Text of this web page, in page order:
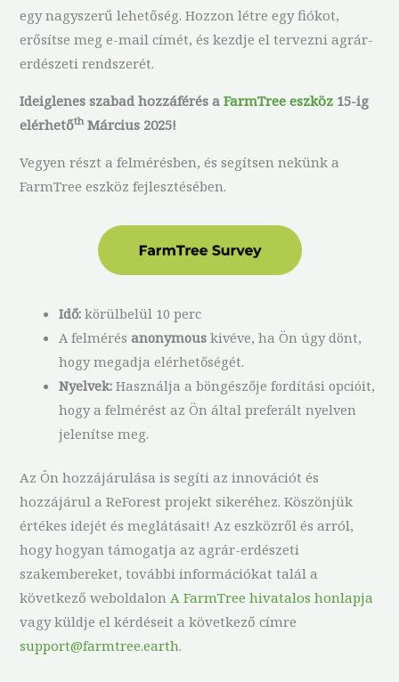
egy nagyszerű lehetőség. Hozzon létre egy fiókot,
erősítse meg e-mail címét, és kezdje el tervezni agrár-
erdészeti rendszerét.
Ideiglenes szabad hozzáférés aFarmTree eszköz 15-ig
elérhetőthMárcius 2025!
Vegyen részt a felmérésben, és segítsen nekünk a
FarmTree eszköz fejlesztésében.
Idő: körülbelül 10 perc
A felmérésanonymous kivéve, ha Ön úgy dönt,
hogy megadja elérhetőségét.
Nyelvek: Használja a böngészője fordítási opcióit,
hogy a felmérést az Ön által preferált nyelven
jelenítse meg.
Az Ön hozzájárulása is segíti az innovációt és
hozzájárul a ReForest projekt sikeréhez. Köszönjük
értékes idejét és meglátásait! Az eszközről és arról,
hogy hogyan támogatja az agrár-erdészeti
szakembereket, további információkat talál a
következő weboldalon A FarmTree hivatalos honlapja
vagy küldje el kérdéseit a következő címre
support@farmtree.earth.